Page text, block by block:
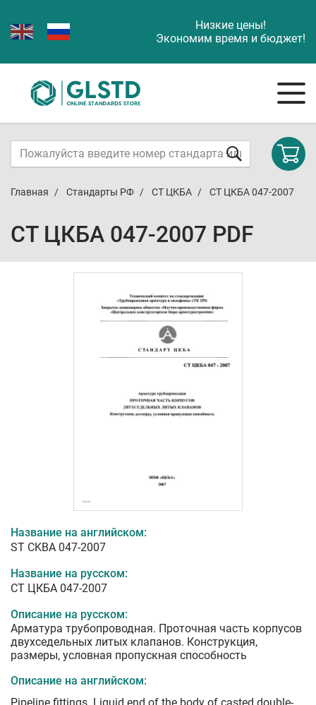
Низкие цены!
Экономим время и бюджет!
Главная Стандарты РФ СТ ЦКБА СТ ЦКБА 047-2007
СТ ЦКБА 047-2007 PDF
Название на английском:
ST CKBA 047-2007
Название на русском:
СТ ЦКБА 047-2007
Описание на русском:
Арматура трубопроводная. Проточная часть корпусов
двухседельных литых клапанов. Конструкция,
размеры, условная пропускная способность
Описание на английском: